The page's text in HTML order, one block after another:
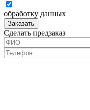
обработку данных
Заказать
Сделать предзаказ